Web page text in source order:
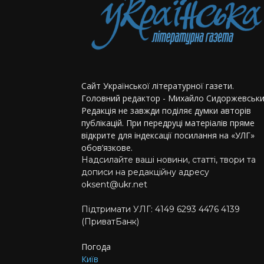
Сайт Української літературної газети.
Головний редактор - Михайло
Редакція не завжди поділяє думки авторів
публікацій. При передруці матеріалів пряме
відкрите для індексації посилання на «УЛГ»
обов’язкове.
Надсилайте ваші новини, статті, твори та
дописи на редакційну адресу
oksent@ukr.net
Підтримати УЛГ: 4149 6293 4476 4139
(ПриватБанк)
Погода
Київ